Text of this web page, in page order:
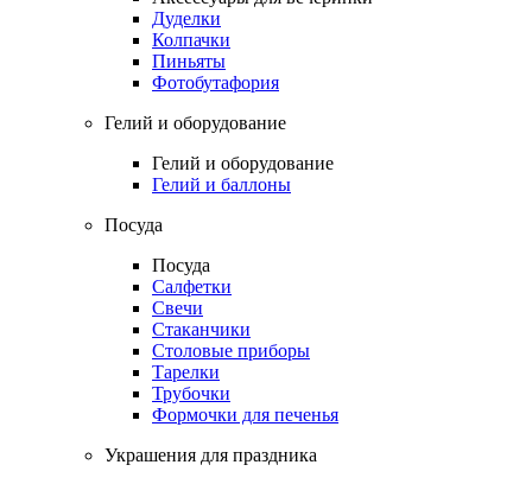
Дуделки
Колпачки
Пиньяты
Фотобутафория
Гелий и оборудование
Гелий и оборудование
Гелий и баллоны
Посуда
Посуда
Салфетки
Свечи
Стаканчики
Столовые приборы
Тарелки
Трубочки
Формочки для печенья
Украшения для праздника